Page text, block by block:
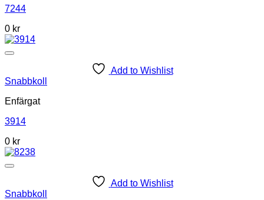
7244
0 kr
Add to Wishlist
Snabbkoll
Enfärgat
3914
0 kr
Add to Wishlist
Snabbkoll